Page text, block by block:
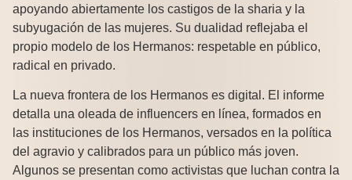
apoyando abiertamente los castigos de la sharia y la
subyugación de las mujeres. Su dualidad reflejaba el
propio modelo de los Hermanos: respetable en público,
radical en privado.
La nueva frontera de los Hermanos es digital. El informe
detalla una oleada de influencers en línea, formados en
las instituciones de los Hermanos, versados en la política
del agravio y calibrados para un público más joven.
Algunos se presentan como activistas que luchan contra la